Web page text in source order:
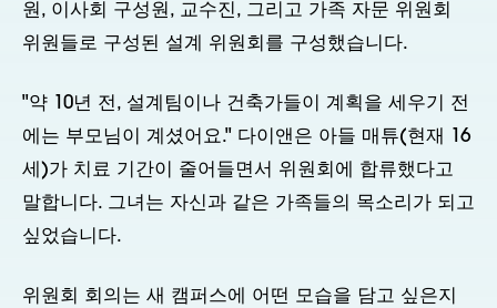
원, 이사회 구성원, 교수진, 그리고 가족 자문 위원회
위원들로 구성된 설계 위원회를 구성했습니다.
"약 10년 전, 설계팀이나 건축가들이 계획을 세우기 전
에는 부모님이 계셨어요." 다이앤은 아들 매튜(현재 16
세)가 치료 기간이 줄어들면서 위원회에 합류했다고
말합니다. 그녀는 자신과 같은 가족들의 목소리가 되고
싶었습니다.
위원회 회의는 새 캠퍼스에 어떤 모습을 담고 싶은지